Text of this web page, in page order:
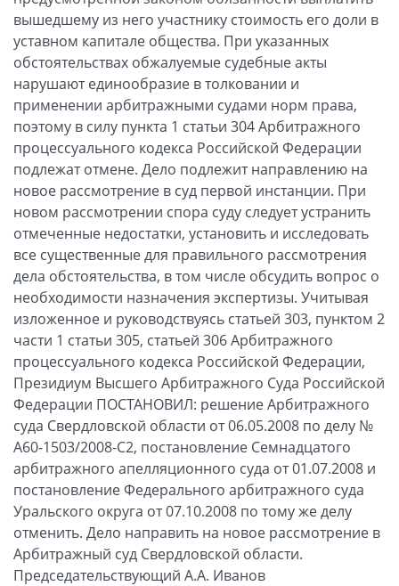
вышедшему из него участнику стоимость его доли в
уставном капитале общества. При указанных
обстоятельствах обжалуемые судебные акты
нарушают единообразие в толковании и
применении арбитражными судами норм права,
поэтому в силу пункта 1 статьи 304 Арбитражного
процессуального кодекса Российской Федерации
подлежат отмене. Дело подлежит направлению на
новое рассмотрение в суд первой инстанции. При
новом рассмотрении спора суду следует устранить
отмеченные недостатки, установить и исследовать
все существенные для правильного рассмотрения
дела обстоятельства, в том числе обсудить вопрос о
необходимости назначения экспертизы. Учитывая
изложенное и руководствуясь статьей 303, пунктом 2
части 1 статьи 305, статьей 306 Арбитражного
процессуального кодекса Российской Федерации,
Президиум Высшего Арбитражного Суда Российской
Федерации ПОСТАНОВИЛ: решение Арбитражного
суда Свердловской области от 06.05.2008 по делу №
А60-1503/2008-С2, постановление Семнадцатого
арбитражного апелляционного суда от 01.07.2008 и
постановление Федерального арбитражного суда
Уральского округа от 07.10.2008 по тому же делу
отменить. Дело направить на новое рассмотрение в
Арбитражный суд Свердловской области.
Председательствующий А.А. Иванов